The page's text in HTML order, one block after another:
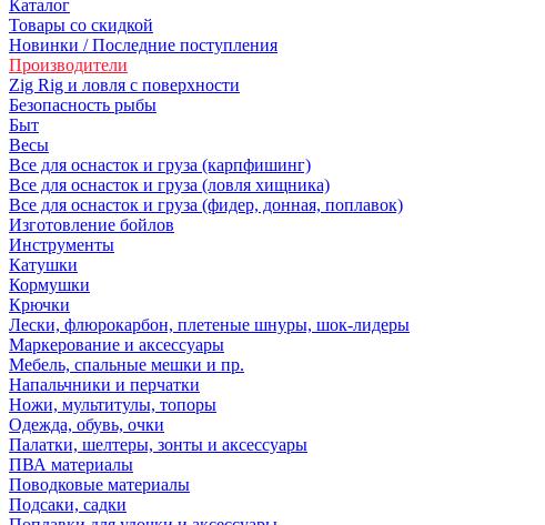
Каталог
Товары со скидкой
Новинки / Последние поступления
Производители
Zig Rig и ловля с поверхности
Безoпасность рыбы
Быт
Весы
Все для оснасток и груза (карпфишинг)
Все для оснасток и груза (ловля хищника)
Все для оснасток и груза (фидер, донная, поплавок)
Изготовление бойлов
Инструменты
Катушки
Кормушки
Крючки
Лески, флюрокарбон, плетеные шнуры, шок-лидеры
Маркерование и аксессуары
Мебель, спальные мешки и пр.
Напальчники и перчатки
Ножи, мультитулы, топоры
Одежда, обувь, очки
Палатки, шелтеры, зонты и аксессуары
ПВА материалы
Поводковые материалы
Подсаки, садки